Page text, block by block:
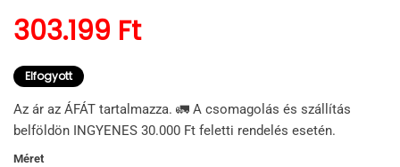
Normál ár
303.199 Ft
Elfogyott
Az ár az ÁFÁT tartalmazza. 🚛 A csomagolás és szállítás
belföldön INGYENES 30.000 Ft feletti rendelés esetén.
Méret